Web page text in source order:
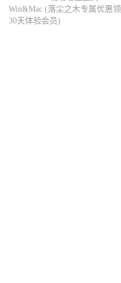
Win&Mac (落尘之木专属优惠领
30天体验会员)